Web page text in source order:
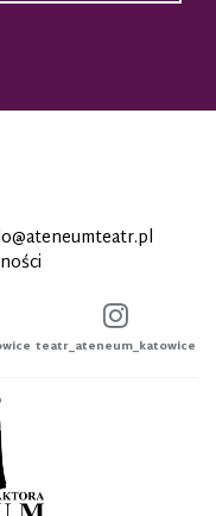
teatr_ateneum_katowice